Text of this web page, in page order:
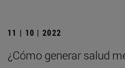
11 | 10 | 2022
¿Cómo generar salud